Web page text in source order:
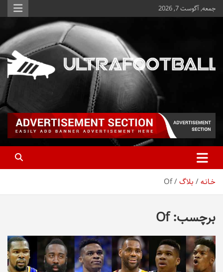
محتوا
جمعه, آگوست 7, 2026
Ultrafootball
به روز و به ثانیه با آخرین رویدادهای فوتبالی
خـانـه بلاگ Of
برچسب:Of